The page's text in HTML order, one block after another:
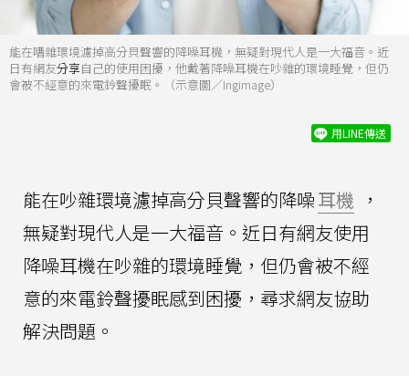
能在嘈雜環境濾掉高分貝聲響的降噪耳機，無疑對現代人是一大福音。近
日有網友分享自己的使用困擾，他戴著降噪耳機在吵雜的環境睡覺，但仍
會被不經意的來電鈴聲擾眠。（示意圖／Ingimage）
用LINE傳送
能在吵雜環境濾掉高分貝聲響的降噪耳機 ，
無疑對現代人是一大福音。近日有網友使用
降噪耳機在吵雜的環境睡覺，但仍會被不經
意的來電鈴聲擾眠感到困擾，尋求網友協助
解決問題。